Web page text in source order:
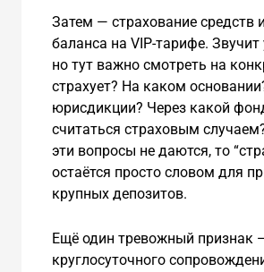
Затем — страхование средств
баланса на VIP-тарифе.
но тут важно смотреть на
страхует? На каком
юрисдикции? Через какой
считаться страховым
эти вопросы не даются, то
остаётся просто словом для
крупных депозитов.
Ещё один тревожный признак
круглосуточного